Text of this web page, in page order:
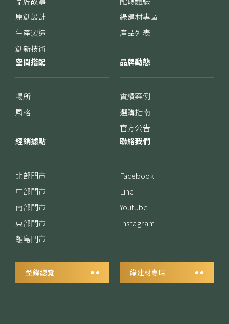
原創設計
生產製造
創新技術
綠建材專區
產品列表
空間搭配
場所
風格
品牌動態
實績案例
選購指南
官方公告
經銷據點
北部門市
中部門市
南部門市
東部門市
離島門市
聯絡我們
Facebook
Line
Youtube
Instagram
型錄總覽 綠建材專區